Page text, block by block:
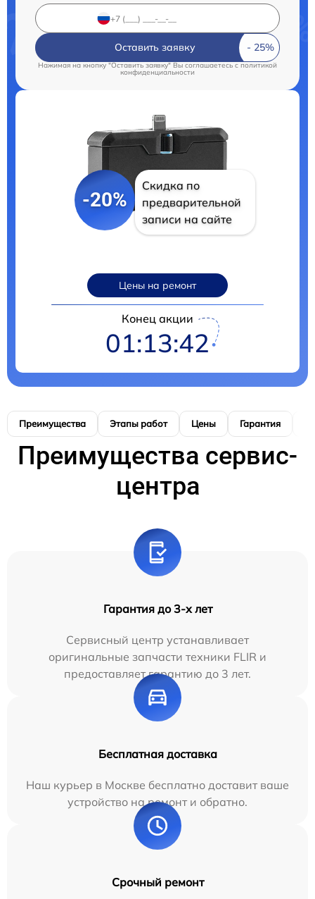
Оставить заявку
Нажимая на кнопку "Оставить заявку" Вы соглашаетесь c политикой
конфиденциальности
-20%
Скидка по
предварительной
записи на сайте
Цены на ремонт
Конец акции
01:13:41
Преимущества Этапы работ Цены Гарантия
Преимущества сервис-
центра
Гарантия до 3-х лет
Сервисный центр устанавливает
оригинальные запчасти техники FLIR и
предоставляет гарантию до 3 лет.
Бесплатная доставка
Наш курьер в Москве бесплатно доставит ваше
устройство на ремонт и обратно.
Срочный ремонт